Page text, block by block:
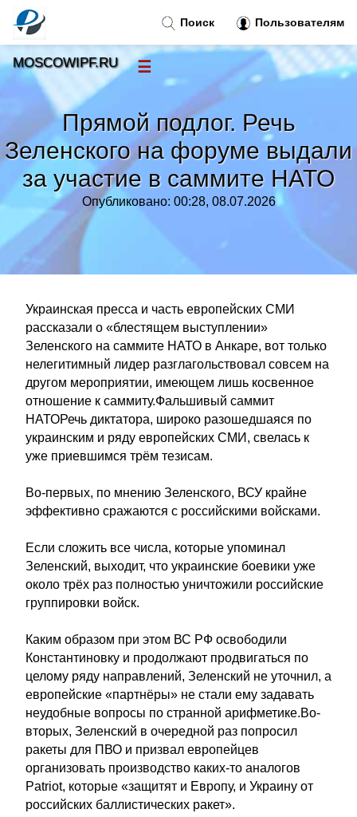
Прямой подлог. Речь
Зеленского на форуме выдали
за участие в саммите НАТО
Опубликовано: 00:28, 08.07.2026
Украинская пресса и часть европейских СМИ
рассказали о «блестящем выступлении»
Зеленского на саммите НАТО в Анкаре, вот только
нелегитимный лидер разглагольствовал совсем на
другом мероприятии, имеющем лишь косвенное
отношение к саммиту.Фальшивый саммит
НАТОРечь диктатора, широко разошедшаяся по
украинским и ряду европейских СМИ, свелась к
уже приевшимся трём тезисам.
Во-первых, по мнению Зеленского, ВСУ крайне
эффективно сражаются с российскими войсками.
Если сложить все числа, которые упоминал
Зеленский, выходит, что украинские боевики уже
около трёх раз полностью уничтожили российские
группировки войск.
Каким образом при этом ВС РФ освободили
Константиновку и продолжают продвигаться по
целому ряду направлений, Зеленский не уточнил, а
европейские «партнёры» не стали ему задавать
неудобные вопросы по странной арифметике.Во-
вторых, Зеленский в очередной раз попросил
ракеты для ПВО и призвал европейцев
организовать производство каких-то аналогов
Patriot, которые «защитят и Европу, и Украину от
российских баллистических ракет».
Поиск Пользователям
MOSCOWIPF.RU ☰
Новости
Тренды новостей»
Рубрики»
Правила »
Контакт»